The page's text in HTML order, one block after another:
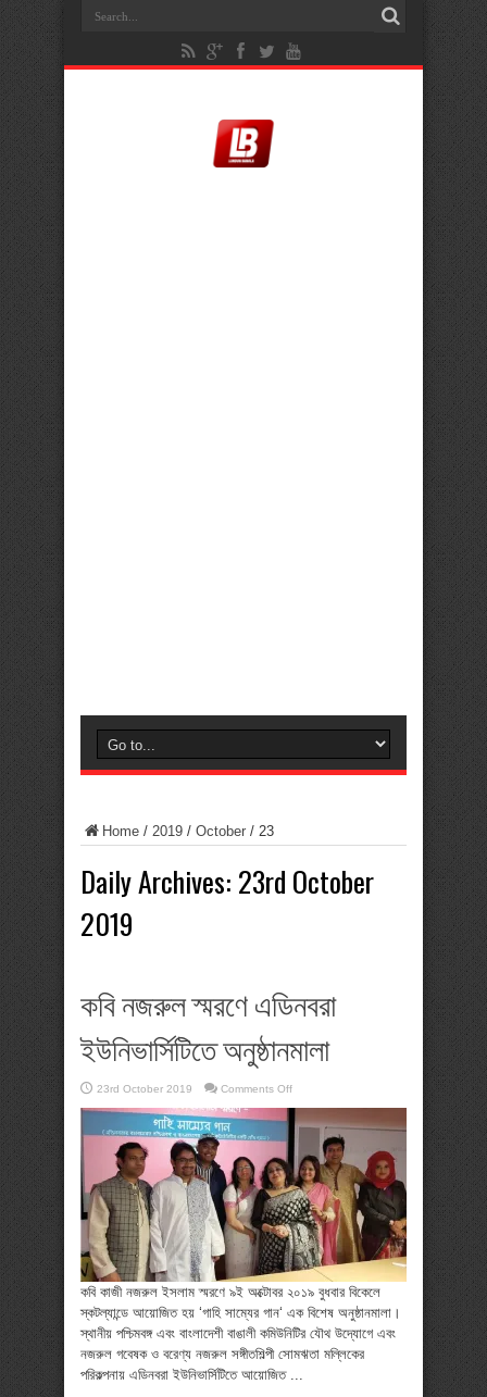
Home / 2019 / October / 23
Daily Archives: 23rd October
2019
কবি নজরুল স্মরণে এডিনবরা
ইউনিভার্সিটিতে অনুষ্ঠানমালা
23rd October 2019 Comments Offon
স্মরণে
ইউনিভার্সিটিতে
অনুষ্ঠানমালা
কবি কাজী নজরুল ইসলাম স্মরণে ৯ই অক্টোবর ২০১৯ বুধবার বিকেলে
স্কটল্যান্ডে আয়োজিত হয় ‘গাহি সাম্যের গান‘ এক বিশেষ অনুষ্ঠানমালা।
স্থানীয় পশ্চিমবঙ্গ এবং বাংলাদেশী বাঙালী কমিউনিটির যৌথ উদ্যোগে এবং
নজরুল গবেষক ও বরেণ্য নজরুল সঙ্গীতশিল্পী সোমঋতা মল্লিকের
পরিকল্পনায় এডিনবরা ইউনিভার্সিটিতে আয়োজিত ...